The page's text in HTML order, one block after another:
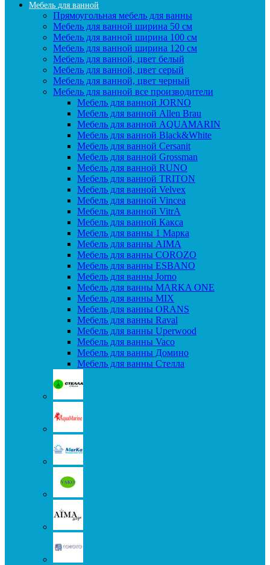
Мебель для ванной
Прямоугольная мебель для ванны
Мебель для ванной ширина 50 см
Мебель для ванной ширина 100 см
Мебель для ванной ширина 120 см
Мебель для ванной, цвет белый
Мебель для ванной, цвет серый
Мебель для ванной, цвет черный
Мебель для ванной все производители
Мебель для ванной JORNO
Мебель для ванной Allen Brau
Мебель для ванной AQUAMARIN
Мебель для ванной Black&White
Мебель для ванной Cersanit
Мебель для ванной Grossman
Мебель для ванной RUNO
Мебель для ванной TRITON
Мебель для ванной Velvex
Мебель для ванной Vincea
Мебель для ванной VitrA
Мебель для ванной Какса
Мебель для ванны 1 Марка
Мебель для ванны AIMA
Мебель для ванны COROZO
Мебель для ванны ESBANO
Мебель для ванны Jorno
Мебель для ванны MARKA ONE
Мебель для ванны MIX
Мебель для ванны ORANS
Мебель для ванны Raval
Мебель для ванны Uperwood
Мебель для ванны Vaco
Мебель для ванны Домино
Мебель для ванны Стелла